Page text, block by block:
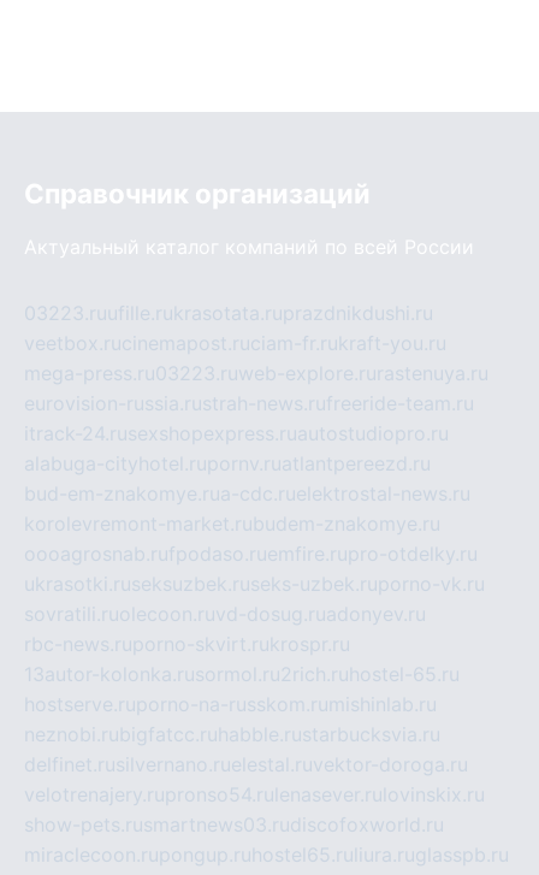
Справочник организаций
Актуальный каталог компаний по всей России
03223.ruufille.rukrasotata.ruprazdnikdushi.ru
veetbox.rucinemapost.ruciam-fr.rukraft-you.ru
mega-press.ru03223.ruweb-explore.ru rastenuya.ru
eurovision-russia.rustrah-news.rufreeride-team.ru
itrack-24.rusexshopexpress.ruautostudiopro.ru
alabuga-cityhotel.rupornv.ruatlantpereezd.ru
bud-em-znakomye.rua-cdc.ruelektrostal-news.ru
korolevremont-market.rubudem-znakomye.ru
oooagrosnab.rufpodaso.ruemfire.rupro-otdelky.ru
ukrasotki.ruseksuzbek.ruseks-uzbek.ruporno-vk.ru
sovratili.ruolecoon.ruvd-dosug.ruadonyev.ru
rbc-news.ruporno-skvirt.rukrospr.ru
13autor-kolonka.rusormol.ru2rich.ru hostel-65.ru
hostserve.ruporno-na-russkom.ru mishinlab.ru
neznobi.rubigfatcc.ru habble.rustarbucksvia.ru
delfinet.rusilvernano.ruelestal.ruvektor-doroga.ru
velotrenajery.rupronso54.ru lenasever.ru lovinskix.ru
show-pets.rusmartnews03.rudiscofoxworld.ru
miraclecoon.rupongup.ru hostel65.ru liura.ruglasspb.ru